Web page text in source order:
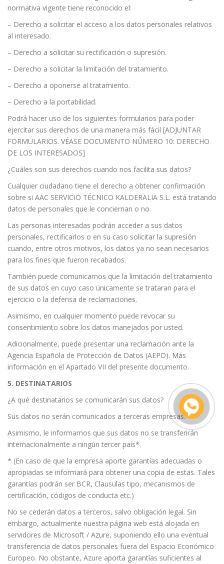
normativa vigente tiene reconocido el:
– Derecho a solicitar el acceso a los datos personales relativos
al interesado.
– Derecho a solicitar su rectificación o supresión.
– Derecho a solicitar la limitación del tratamiento.
– Derecho a oponerse al tratamiento.
– Derecho a la portabilidad.
Podrá hacer uso de los siguientes formularios para poder
ejercitar sus derechos de una manera más fácil [ADJUNTAR
FORMULARIOS. VÉASE DOCUMENTO NÚMERO 10: DERECHO
DE LOS INTERESADOS]
¿Cuáles son sus derechos cuando nos facilita sus datos?
Cualquier ciudadano tiene el derecho a obtener confirmación
sobre si AAC SERVICIO TÉCNICO KALDERALIA S.L. está tratando
datos de personales que le conciernan o no.
Las personas interesadas podrán acceder a sus datos
personales, rectificarlos o en su caso solicitar la supresión
cuando, entre otros motivos, los datos ya no sean necesarios
para los fines que fueron recabados.
También puede comunicarnos que la limitación del tratamiento
de sus datos en cuyo caso únicamente se trataran para el
ejercicio o la defensa de reclamaciones.
Asimismo, en cualquier momento puede revocar su
consentimiento sobre los datos manejados por usted.
Adicionalmente, puede presentar una reclamación ante la
Agencia Española de Protección de Datos (AEPD). Más
información en el Apartado VII del presente documento.
5. DESTINATARIOS
¿A qué destinatarios se comunicarán sus datos?
Sus datos no serán comunicados a terceras empresas.
Asimismo, le informamos que sus datos no se transferirán
internacionalmente a ningún tercer país*.
* (En caso de que la empresa aporte garantías adecuadas o
apropiadas se informará para obtener una copia de estas. Tales
garantías podrán ser BCR, Clausulas tipo, mecanismos de
certificación, códigos de conducta etc.)
No se cederán datos a terceros, salvo obligación legal. Sin
embargo, actualmente nuestra página web está alojada en
servidores de Microsoft / Azure, suponiendo ello una eventual
transferencia de datos personales fuera del Espacio Económico
Europeo. No obstante, Azure aporta garantías suficientes al